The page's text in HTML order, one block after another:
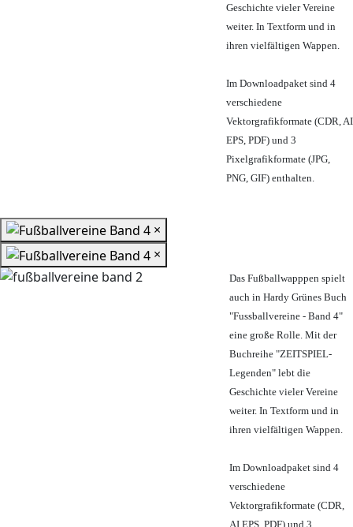
Geschichte vieler Vereine
weiter. In Textform und in
ihren vielfältigen Wappen.
Im Downloadpaket sind 4
verschiedene
Vektorgrafikformate (CDR, AI
EPS, PDF) und 3
Pixelgrafikformate (JPG,
PNG, GIF) enthalten.
×
×
Das Fußballwapppen spielt
auch in Hardy Grünes Buch
"Fussballvereine - Band 4"
eine große Rolle. Mit der
Buchreihe "ZEITSPIEL-
Legenden" lebt die
Geschichte vieler Vereine
weiter. In Textform und in
ihren vielfältigen Wappen.
Im Downloadpaket sind 4
verschiedene
Vektorgrafikformate (CDR,
AI EPS, PDF) und 3